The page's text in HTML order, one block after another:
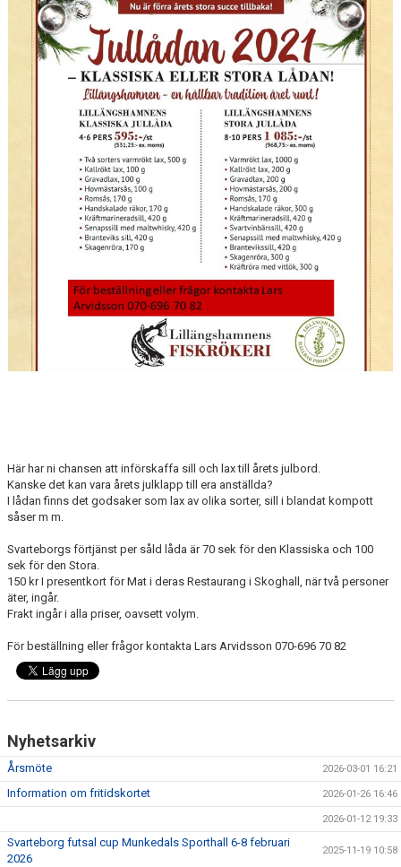
SPONSORHUSET
GRÄSROTEN
Här har ni chansen att införskaffa sill och lax till årets julbord.
Kanske det kan vara årets julklapp till era anställda?
I lådan finns det godsaker som lax av olika sorter, sill i blandat kompott
såser m m.
Svarteborgs förtjänst per såld låda är 70 sek för den Klassiska och 100
sek för den Stora.
150 kr I presentkort för Mat i deras Restaurang i Skoghall, när två personer
äter, ingår.
Frakt ingår i alla priser, oavsett volym.
För beställning eller frågor kontakta Lars Arvidsson 070-696 70 82
Nyhetsarkiv
Årsmöte 2026-03-01 16:21
Information om fritidskortet 2026-01-26 16:46
2026-01-12 19:33
Svarteborg futsal cup Munkedals Sporthall 6-8 februari
2026
2025-11-19 10:58